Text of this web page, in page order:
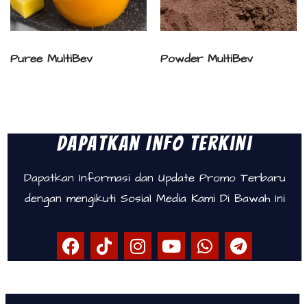
Puree MultiBev Powder MultiBev
Dapatkan Info Terkini
Dapatkan Informasi dan Update Promo Terbaru
dengan mengikuti Sosial Media Kami Di Bawah Ini